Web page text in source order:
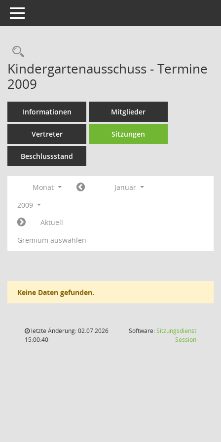
Toggle navigation
Rechercheauswahl
Kindergartenausschuss - Termine
2009
Informationen Mitglieder
Vertreter Sitzungen
Beschlussstand
Monat
Januar
2009
Aktuell
Gremium auswählen
Keine Daten gefunden.
letzte Änderung: 02.07.2026
15:00:40
Software:Sitzungsdienst
Session(Wird in